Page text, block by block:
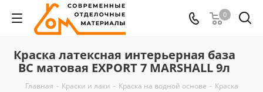
0
Краска латексная интерьерная база
BC матовая EXPORT 7 MARSHALL 9л
Главная - Краски и лаки - Краска на водной основе - Краска